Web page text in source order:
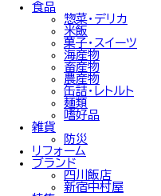
食品
惣菜・デリカ
米飯
菓子・スイーツ
海産物
畜産物
農産物
缶詰・レトルト
麺類
嗜好品
雑貨
防災
リフォーム
ブランド
四川飯店
新宿中村屋